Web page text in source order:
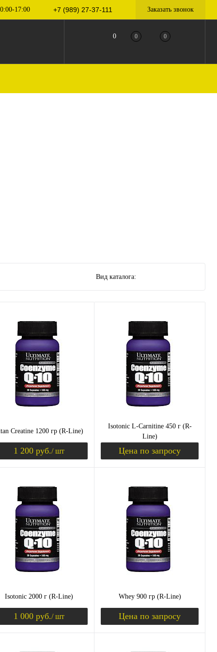
17:00 +7 (989) 27-37-111 Заказать звонок
0 0 0
Вид каталога:
Creatine 1200 гр (R-Line)
1 200 руб./ шт
в 1 клик
Сравнение
избранное
Недоступно
клубника шоколад
банан
Isotonic L-Carnitine 450 г (R-
Line)
Цена по запросу
Купить в 1 клик
Сравнение
В избранное
Недоступно
черная смородина
лимон яблоко
Isotonic 2000 г (R-Line)
1 000 руб./ шт
Whey 900 гр (R-Line)
Цена по запросу